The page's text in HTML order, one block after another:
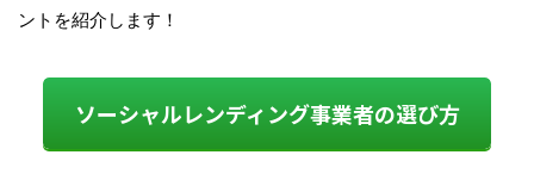
ントを紹介します！
ソーシャルレンディング事業者の選び方